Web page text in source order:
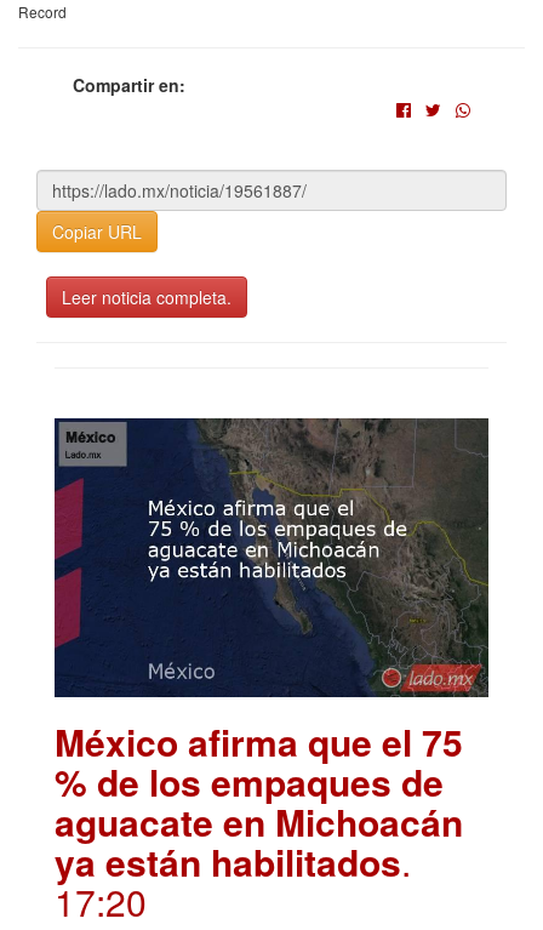
Record
Compartir en:
Copiar URL
Leer noticia completa.
México afirma que el 75
% de los empaques de
aguacate en Michoacán
ya están habilitados.
17:20